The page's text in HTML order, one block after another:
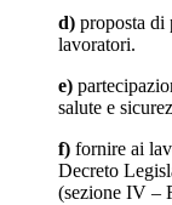
d) proposta di
lavoratori.
e)
salute e
f) fornire ai
Decreto
(sezione IV –